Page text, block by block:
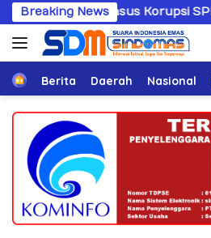
Langsung
ke
konten
Breaking News
Kasus Korupsi SPPD Fiktif
HomeBerita Daerah Nasional